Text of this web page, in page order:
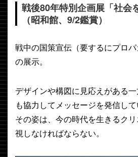
戦後80年特別企画展「社会
（昭和館、9/2鑑賞）
戦中の国策宣伝（要するにプロ
の展示。
デザインや構図に見応えがある
も協力してメッセージを発信して
その姿は、今の時代を生きるク
視しなければならない。